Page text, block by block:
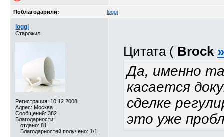
Поблагодарили: loggi
loggi
Старожил
Регистрация: 10.12.2008
Адрес: Москва
Сообщений: 382
Благодарности:
отдано: 81
Благодарностей получено: 1/1
Цитата ( Brock »
Да, именно
касается
сделке
это уже